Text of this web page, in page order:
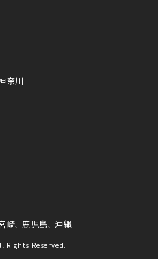
奈川
崎、 鹿児島、 沖縄
Rights Reserved.